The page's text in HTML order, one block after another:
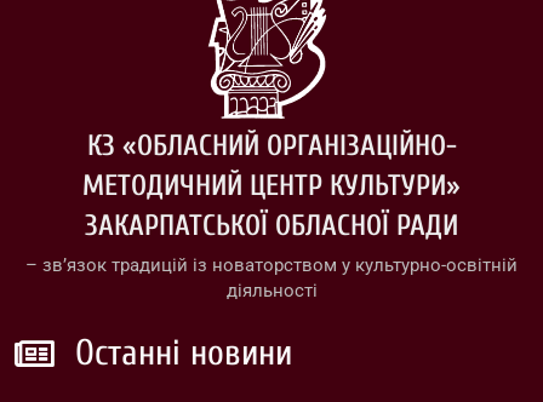
КЗ «ОБЛАСНИЙ ОРГАНІЗАЦІЙНО-
МЕТОДИЧНИЙ ЦЕНТР КУЛЬТУРИ»
ЗАКАРПАТСЬКОЇ ОБЛАСНОЇ РАДИ
– зв’язок традицій із новаторством у культурно-освітній
діяльності
Останні новини